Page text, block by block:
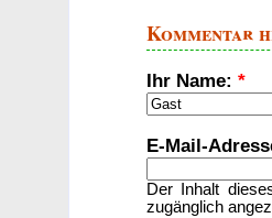
Kommentar
Ihr Name: *
E-Mail-
Der Inhalt
zugänglich